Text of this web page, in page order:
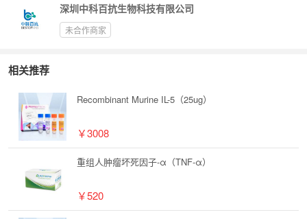
深圳中科百抗生物科技有限公司
未合作商家
相关推荐
Recombinant Murine IL-5（25ug）
￥3008
重组人肿瘤坏死因子-α（TNF-α）
￥520